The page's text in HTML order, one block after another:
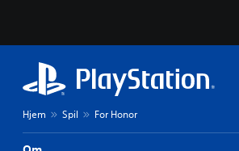
Hjem Spil For Honor